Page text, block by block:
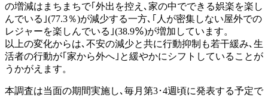
の増減はまちまちで｢外出を控え､家の中でできる娯楽を楽し
んでいる｣(77.3％)が減少する一方､｢人が密集しない屋外での
レジャーを楽しんでいる｣(38.9％)が増加しています。
以上の変化からは､不安の減少と共に行動抑制も若干緩み､生
活者の行動が｢家から外へ｣と緩やかにシフトしていることが
うかがえます。
本調査は当面の期間実施し､毎月第3･4週頃に発表する予定で